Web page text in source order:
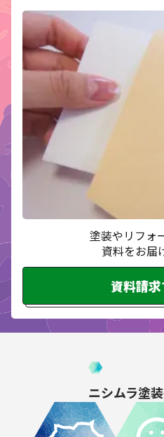
塗装やリフォ
資料をお届
資料請求
ニシムラ塗